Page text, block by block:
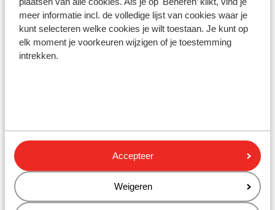
meer informatie incl. de volledige lijst van cookies waar je
kunt selecteren welke cookies je wilt toestaan. Je kunt op
elk moment je voorkeuren wijzigen of je toestemming
intrekken.
Accepteer
Weigeren
mètres
Distance au restaurant le plus proche environ 600
mètres
Cours